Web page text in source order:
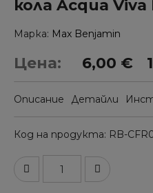
кола Acqua
Марка Max Benjamin
Цена: 6,00 €
Описание Детайли
Код на продукта RB-